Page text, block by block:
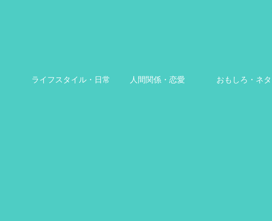
ライフスタイル・日常 人間関係・恋愛 おもしろ・ネタ